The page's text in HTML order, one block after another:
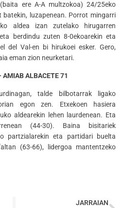
ere A-A multzokoa) 24/25eko
luzapenean. Porrot mingarri
aldea izan zutelako hirugarren
berdindu zuten 8-0ekoarekin eta
del Val-en bi hirukoei esker. Gero,
eman zion neurketari.
AMIAB ALBACETE 71
talde bilbotarrak ligako
egon zen. Etxekoen hasiera
aldearekin lehen laurdenean. Eta
(44-30). Baina bisitariek
partzialarekin eta partidari buelta
(63-66), lidergoa mantentzeko
JARRAIAN